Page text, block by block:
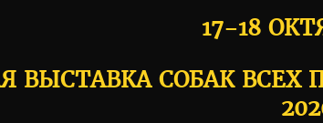
17-18
СОБАК ВСЕХ